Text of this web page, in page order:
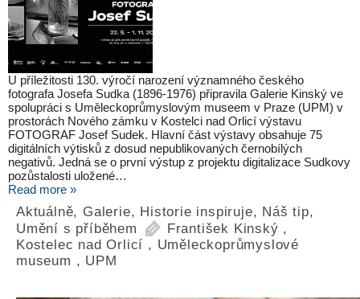
U příležitosti 130. výročí narození významného českého
fotografa Josefa Sudka (1896-1976) připravila Galerie Kinský ve
spolupráci s Uměleckoprůmyslovým museem v Praze (UPM) v
prostorách Nového zámku v Kostelci nad Orlicí výstavu
FOTOGRAF Josef Sudek. Hlavní část výstavy obsahuje 75
digitálních výtisků z dosud nepublikovaných černobílých
negativů. Jedná se o první výstup z projektu digitalizace Sudkovy
pozůstalosti uložené…
Read more »
Aktuálně, Galerie, Historie inspiruje, Náš tip,
Umění s příběhem
František Kinský ,
Kostelec nad Orlicí , Uměleckoprůmyslové
museum , UPM